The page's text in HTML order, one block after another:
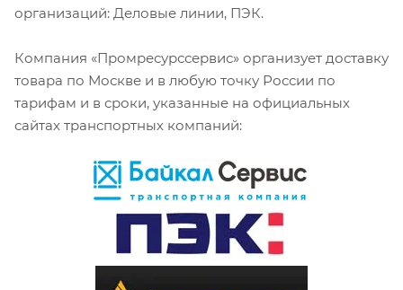
организаций: Деловые линии, ПЭК.
Компания «Промресурссервис» организует доставку
товара по Москве и в любую точку России по
тарифам и в сроки, указанные на официальных
сайтах транспортных компаний: